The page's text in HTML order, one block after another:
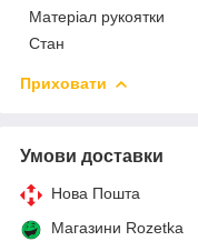
Матеріал рукоятки
Стан
Приховати
Умови доставки
Нова Пошта
Магазини Rozetka